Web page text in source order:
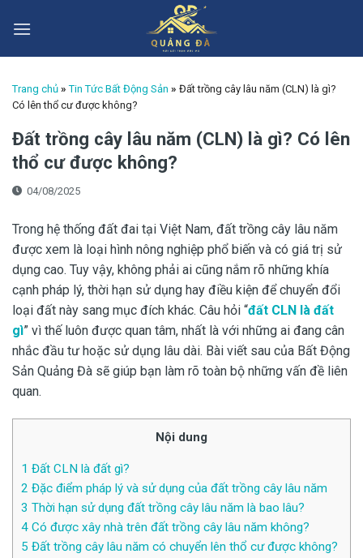
Trang chủ »Tin Tức Bất Động Sản » Đất trồng cây lâu năm (CLN) là gì?
Có lên thổ cư được không?
Đất trồng cây lâu năm (CLN) là gì? Có lên
thổ cư được không?
04/08/2025
Trong hệ thống đất đai tại Việt Nam, đất trồng cây lâu năm
được xem là loại hình nông nghiệp phổ biến và có giá trị sử
dụng cao. Tuy vậy, không phải ai cũng nắm rõ những khía
cạnh pháp lý, thời hạn sử dụng hay điều kiện để chuyển đổi
loại đất này sang mục đích khác. Câu hỏi “đất CLN là đất
gì” vì thế luôn được quan tâm, nhất là với những ai đang cân
nhắc đầu tư hoặc sử dụng lâu dài. Bài viết sau của Bất Động
Sản Quảng Đà sẽ giúp bạn làm rõ toàn bộ những vấn đề liên
quan.
Nội dung
1 Đất CLN là đất gì?
2 Đặc điểm pháp lý và sử dụng của đất trồng cây lâu năm
3 Thời hạn sử dụng đất trồng cây lâu năm là bao lâu?
4 Có được xây nhà trên đất trồng cây lâu năm không?
5 Đất trồng cây lâu năm có chuyển lên thổ cư được không?